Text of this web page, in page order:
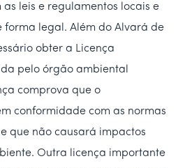
leis e regulamentos locais e
forma legal. Além do Alvará de
obter a Licença
pelo órgão ambiental
comprova que o
conformidade com as normas
que não causará impactos
Outra licença importante